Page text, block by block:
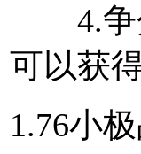
4.争分
可以获
1.76小